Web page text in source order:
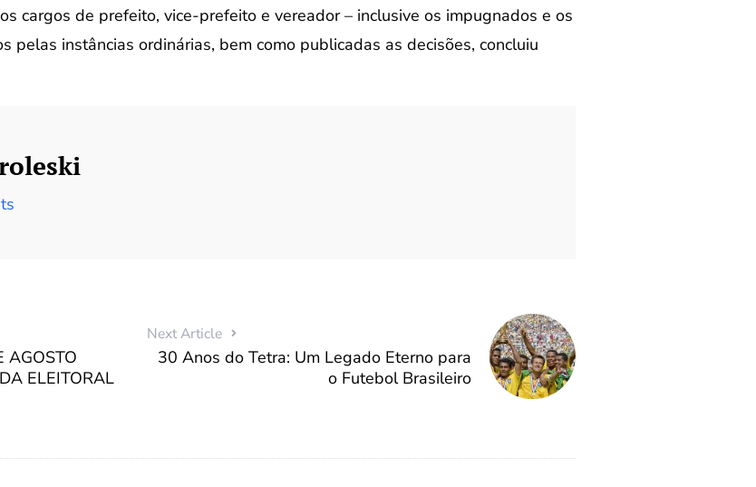
cargos de prefeito, vice-prefeito e vereador – inclusive os impugnados e os
pelas instâncias ordinárias, bem como publicadas as decisões, concluiu
AGOSTO
ELEITORAL
Next Article
30 Anos do Tetra: Um Legado Eterno para
o Futebol Brasileiro